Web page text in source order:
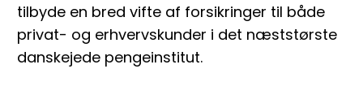
tilbyde en bred vifte af forsikringer til både
privat- og erhvervskunder i det næststørste
danskejede pengeinstitut.